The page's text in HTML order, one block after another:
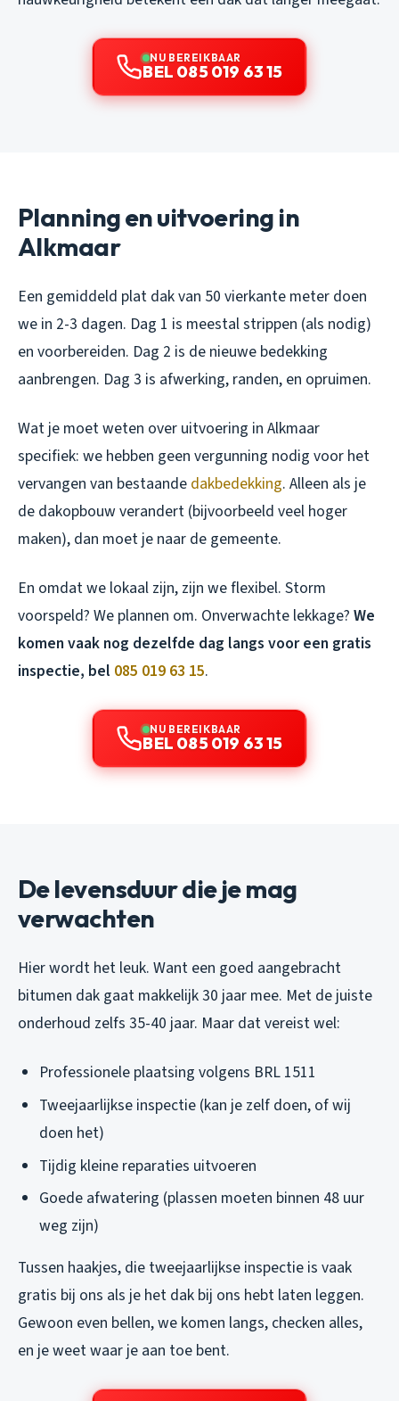
NU BEREIKBAAR
BEL 085 019 63 15
Planning en uitvoering in
Alkmaar
Een gemiddeld plat dak van 50 vierkante meter doen
we in 2-3 dagen. Dag 1 is meestal strippen (als nodig)
en voorbereiden. Dag 2 is de nieuwe bedekking
aanbrengen. Dag 3 is afwerking, randen, en opruimen.
Wat je moet weten over uitvoering in Alkmaar
specifiek: we hebben geen vergunning nodig voor het
vervangen van bestaande dakbedekking. Alleen als je
de dakopbouw verandert (bijvoorbeeld veel hoger
maken), dan moet je naar de gemeente.
En omdat we lokaal zijn, zijn we flexibel. Storm
voorspeld? We plannen om. Onverwachte lekkage? We
komen vaak nog dezelfde dag langs voor een gratis
inspectie, bel 085 019 63 15.
NU BEREIKBAAR
BEL 085 019 63 15
De levensduur die je mag
verwachten
Hier wordt het leuk. Want een goed aangebracht
bitumen dak gaat makkelijk 30 jaar mee. Met de juiste
onderhoud zelfs 35-40 jaar. Maar dat vereist wel:
Professionele plaatsing volgens BRL 1511
Tweejaarlijkse inspectie (kan je zelf doen, of wij
doen het)
Tijdig kleine reparaties uitvoeren
Goede afwatering (plassen moeten binnen 48 uur
weg zijn)
Tussen haakjes, die tweejaarlijkse inspectie is vaak
gratis bij ons als je het dak bij ons hebt laten leggen.
Gewoon even bellen, we komen langs, checken alles,
en je weet waar je aan toe bent.